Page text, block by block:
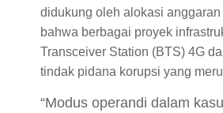
didukung oleh alokasi
bahwa berbagai proyek
Transceiver Station (BTS) 4G
tindak pidana korupsi yang
“Modus operandi dalam